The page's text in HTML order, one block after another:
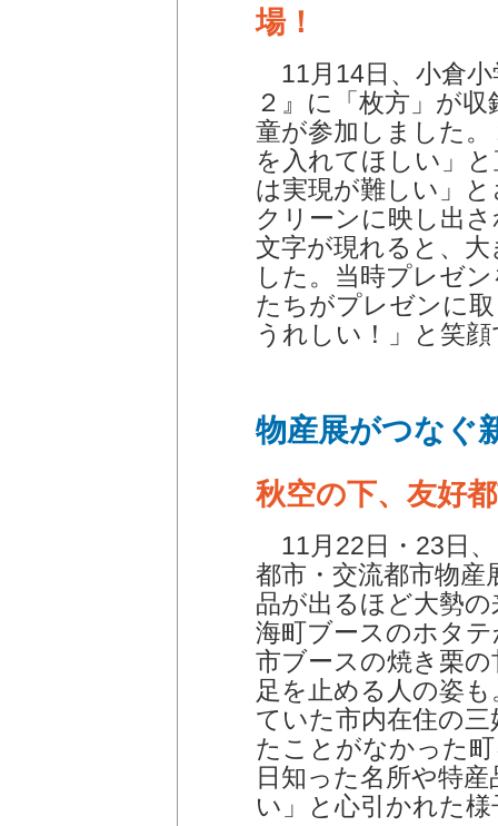
場！
11月14日、小倉小
２』に「枚方」が
童が参加しました
を入れてほしい」
は実現が難しい」
クリーンに映し出
文字が現れると、
した。当時プレゼ
たちがプレゼンに
うれしい！」と笑
物産展がつなぐ
秋空の下、友好
11月22日・23日
都市・交流都市物
品が出るほど大勢
海町ブースのホタ
市ブースの焼き栗
足を止める人の姿
ていた市内在住の
たことがなかった
日知った名所や特
い」と心引かれた